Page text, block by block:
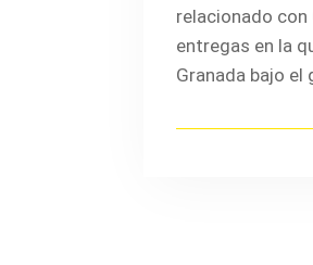
relacionado con
entregas en la
Granada bajo el